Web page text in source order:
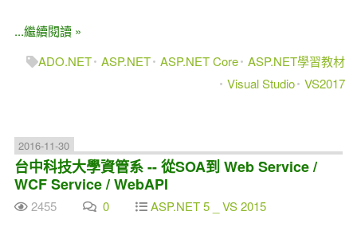
...繼續閱讀 »
ADO.NET ASP.NET ASP.NET Core ASP.NET學習教材
Visual Studio VS2017
2016-11-30
台中科技大學資管系 -- 從SOA到 Web Service /
WCF Service / WebAPI
2455 0 ASP.NET 5 _ VS 2015